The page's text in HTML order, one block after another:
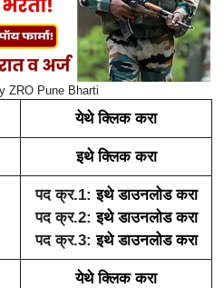
ZRO Pune Bharti
येथे क्लिक करा
इथे क्लिक करा
पद क्र.1:इथे डाउनलोड करा
पद क्र.2:इथे डाउनलोड करा
पद क्र.3:इथे डाउनलोड करा
येथे क्लिक करा